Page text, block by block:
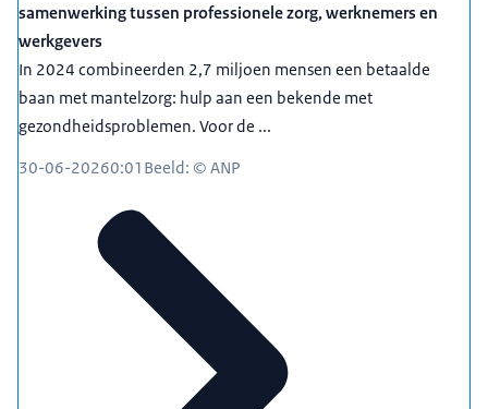
samenwerking tussen professionele zorg, werknemers en
werkgevers
In 2024 combineerden 2,7 miljoen mensen een betaalde
baan met mantelzorg: hulp aan een bekende met
gezondheidsproblemen. Voor de ...
30-06-20260:01 Beeld: © ANP